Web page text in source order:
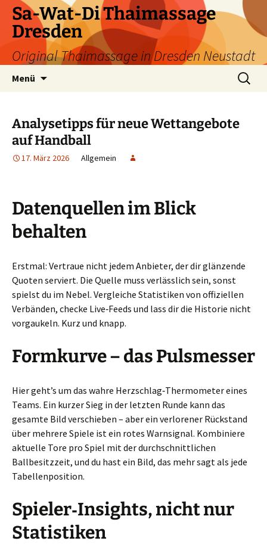
Zum
Inhalt
springen
Sa-Wat-Di Thaimassage
Dresden
Original Thaimassage in Dresden Neustadt
Menü
Suchen
nach:
Analysetipps für neue Wettangebote
auf Handball
17. März 2026 Allgemein
Datenquellen im Blick
behalten
Erstmal: Vertraue nicht jedem Anbieter, der dir glänzende
Quoten serviert. Die Quelle muss verlässlich sein, sonst
spielst du im Nebel. Vergleiche Statistiken von offiziellen
Verbänden, checke Live‑Feeds und lass dir die Historie nicht
vorgaukeln. Kurz und knapp.
Formkurve – das Pulsmesser
Hier geht’s um das wahre Herzschlag‑Thermometer eines
Teams. Ein kurzer Sieg in der letzten Runde kann das
gesamte Bild verschieben – aber ein verlorener Rückstand
über mehrere Spiele ist ein rotes Warnsignal. Kombiniere
aktuelle Tore pro Spiel mit der durchschnittlichen
Ballbesitzzeit, und du hast ein Bild, das mehr sagt als jede
Tabellenposition.
Spieler‑Insights, nicht nur
Statistiken